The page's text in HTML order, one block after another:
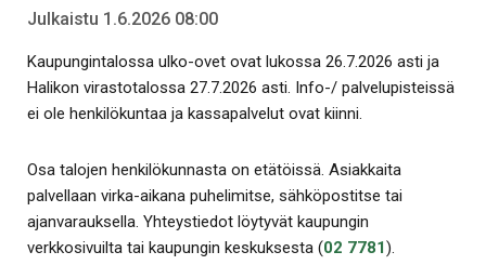
Julkaistu 1.6.2026 08:00
Kaupungintalossa ulko-ovet ovat lukossa 26.7.2026 asti ja
Halikon virastotalossa 27.7.2026 asti. Info-/ palvelupisteissä
ei ole henkilökuntaa ja kassapalvelut ovat kiinni.
Osa talojen henkilökunnasta on etätöissä. Asiakkaita
palvellaan virka-aikana puhelimitse, sähköpostitse tai
ajanvarauksella. Yhteystiedot löytyvät kaupungin
verkkosivuilta tai kaupungin keskuksesta (02 7781).